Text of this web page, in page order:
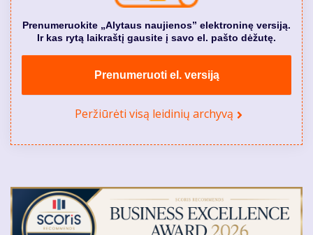
Prenumeruokite „Alytaus naujienos” elektroninę versiją.
Ir kas rytą laikraštį gausite į savo el. pašto dėžutę.
Prenumeruoti el. versiją
Peržiūrėti visą leidinių archyvą